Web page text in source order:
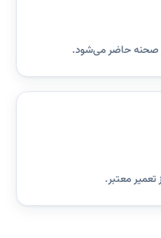
صحنه حاضر می‌شود.
معتبر.